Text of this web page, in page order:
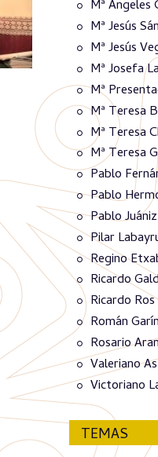
Mª Ángeles
Mª Jesús
Mª Jesús
Mª Josefa
Mª
Mª Teresa
Mª Teresa
Mª Teresa
Pablo
Pablo
Pablo
Pilar
Regino
Ricardo
Ricardo
Román
Rosario
Valeriano
Victoriano
TEMAS